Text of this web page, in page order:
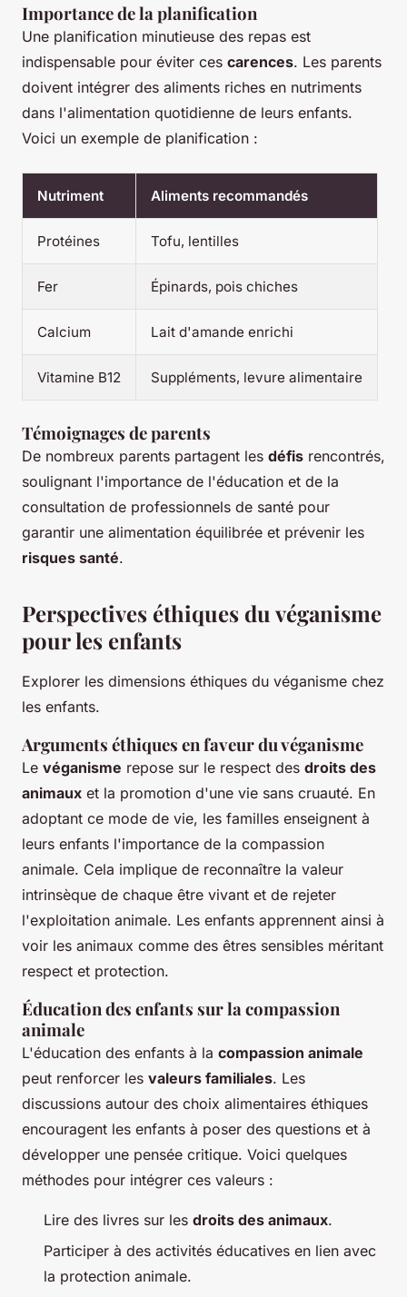
Importance de la planification
Une planification minutieuse des repas est
indispensable pour éviter ces carences. Les parents
doivent intégrer des aliments riches en nutriments
dans l'alimentation quotidienne de leurs enfants.
Voici un exemple de planification :
Nutriment Aliments recommandés
Protéines Tofu, lentilles
Fer Épinards, pois chiches
Calcium Lait d'amande enrichi
Vitamine B12 Suppléments, levure alimentaire
Témoignages de parents
De nombreux parents partagent les défis rencontrés,
soulignant l'importance de l'éducation et de la
consultation de professionnels de santé pour
garantir une alimentation équilibrée et prévenir les
risques santé.
Perspectives éthiques du véganisme
pour les enfants
Explorer les dimensions éthiques du véganisme chez
les enfants.
Arguments éthiques en faveur du véganisme
Le véganisme repose sur le respect des droits des
animaux et la promotion d'une vie sans cruauté. En
adoptant ce mode de vie, les familles enseignent à
leurs enfants l'importance de la compassion
animale. Cela implique de reconnaître la valeur
intrinsèque de chaque être vivant et de rejeter
l'exploitation animale. Les enfants apprennent ainsi à
voir les animaux comme des êtres sensibles méritant
respect et protection.
Éducation des enfants sur la compassion
animale
L'éducation des enfants à la compassion animale
peut renforcer les valeurs familiales. Les
discussions autour des choix alimentaires éthiques
encouragent les enfants à poser des questions et à
développer une pensée critique. Voici quelques
méthodes pour intégrer ces valeurs :
Lire des livres sur les droits des animaux.
Participer à des activités éducatives en lien avec
la protection animale.